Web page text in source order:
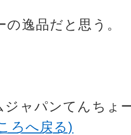
逸品だと思う。
ジャパンてんちょ
ろへ戻る)